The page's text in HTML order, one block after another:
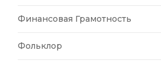
Финансовая Грамотность
Фольклор